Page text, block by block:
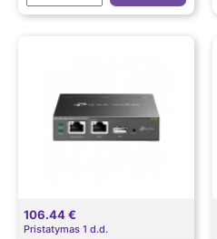
106.44 €
Pristatymas 1 d.d.